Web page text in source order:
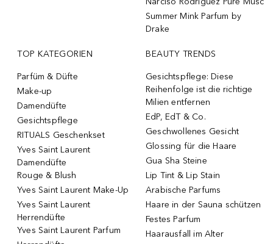
Summer Mink Parfum by
Drake
TOP KATEGORIEN
Parfüm & Düfte
Make-up
Damendüfte
Gesichtspflege
RITUALS Geschenkset
Yves Saint Laurent
Damendüfte
Rouge & Blush
Yves Saint Laurent Make-Up
Yves Saint Laurent
Herrendüfte
Yves Saint Laurent Parfum
BEAUTY TRENDS
Gesichtspflege: Diese
Reihenfolge ist die richtige
Milien entfernen
EdP, EdT & Co.
Geschwollenes Gesicht
Glossing für die Haare
Gua Sha Steine
Lip Tint & Lip Stain
Arabische Parfums
Haare in der Sauna schützen
Festes Parfum
Haarausfall im Alter